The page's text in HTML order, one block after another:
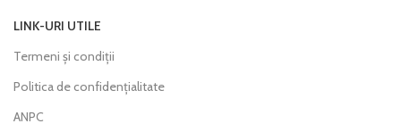
LINK-URI UTILE
Termeni și condiții
Politica de confidențialitate
ANPC